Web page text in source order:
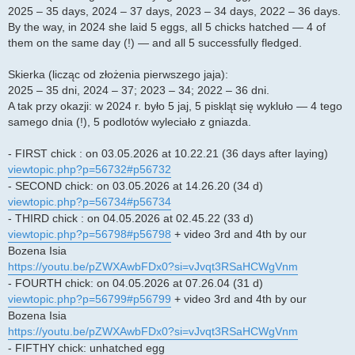
2025 – 35 days, 2024 – 37 days, 2023 – 34 days, 2022 – 36 days.
By the way, in 2024 she laid 5 eggs, all 5 chicks hatched — 4 of
them on the same day (!) — and all 5 successfully fledged.
Skierka (licząc od złożenia pierwszego jaja):
2025 – 35 dni, 2024 – 37; 2023 – 34; 2022 – 36 dni.
A tak przy okazji: w 2024 r. było 5 jaj, 5 piskląt się wykluło — 4 tego
samego dnia (!), 5 podlotów wyleciało z gniazda.
- FIRST chick : on 03.05.2026 at 10.22.21 (36 days after laying)
viewtopic.php?p=56732#p56732
- SECOND chick: on 03.05.2026 at 14.26.20 (34 d)
viewtopic.php?p=56734#p56734
- THIRD chick : on 04.05.2026 at 02.45.22 (33 d)
viewtopic.php?p=56798#p56798 + video 3rd and 4th by our
Bozena Isia
https://youtu.be/pZWXAwbFDx0?si=vJvqt3RSaHCWgVnm
- FOURTH chick: on 04.05.2026 at 07.26.04 (31 d)
viewtopic.php?p=56799#p56799 + video 3rd and 4th by our
Bozena Isia
https://youtu.be/pZWXAwbFDx0?si=vJvqt3RSaHCWgVnm
- FIFTHY chick: unhatched egg